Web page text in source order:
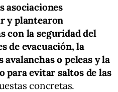
asociaciones
y plantearon
con la seguridad del
de evacuación, la
o peleas y la
para evitar saltos de las
concretas.